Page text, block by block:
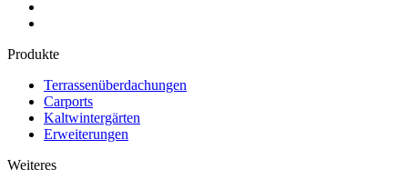
Produkte
Terrassenüberdachungen
Carports
Kaltwintergärten
Erweiterungen
Weiteres